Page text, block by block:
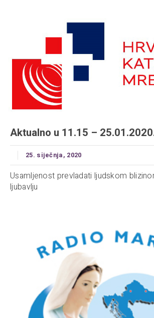
Aktualno u 11.15 –
25. siječnja, 2020
Usamljenost prevladati ljudskom
ljubavlju